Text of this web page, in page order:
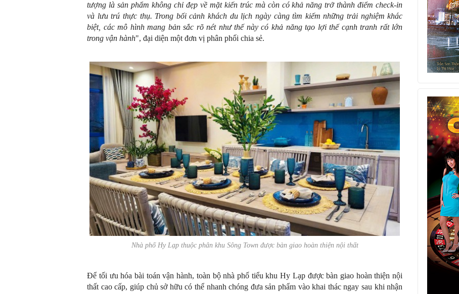
tượng là sản phẩm không chỉ đẹp về mặt kiến trúc mà còn có khả năng trở thành điểm check-in
và lưu trú thực thụ. Trong bối cảnh khách du lịch ngày càng tìm kiếm những trải nghiệm khác
biệt, các mô hình mang bản sắc rõ nét như thế này có khả năng tạo lợi thế cạnh tranh rất lớn
trong vận hành", đại diện một đơn vị phân phối chia sẻ.
Nhà phố Hy Lạp thuộc phân khu Sông Town được bàn giao hoàn thiện nội thất
Để tối ưu hóa bài toán vận hành, toàn bộ nhà phố tiểu khu Hy Lạp được bàn giao hoàn thiện nội
thất cao cấp, giúp chủ sở hữu có thể nhanh chóng đưa sản phẩm vào khai thác ngay sau khi nhận